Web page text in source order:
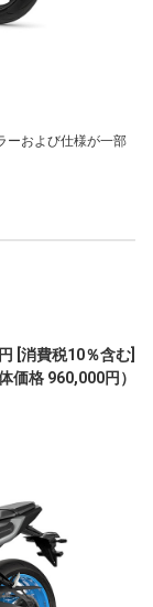
ーおよび仕様が一部
[消費税10％含む]
体価格 960,000円）